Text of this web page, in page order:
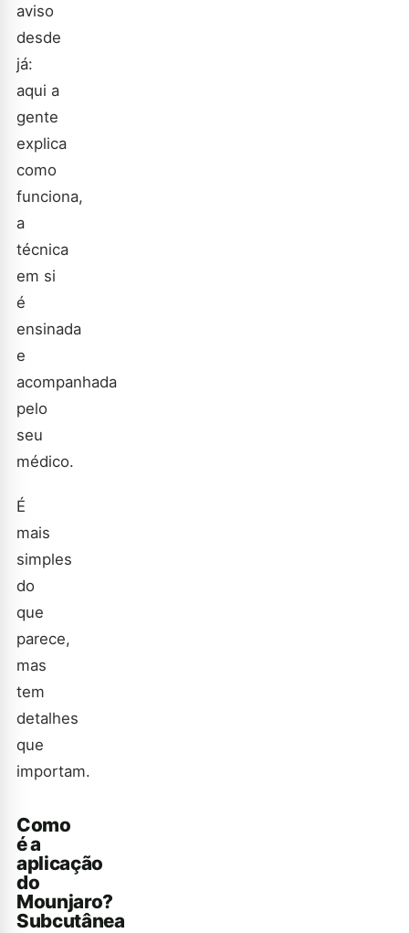
aviso
desde
já:
aqui a
gente
explica
como
funciona,
a
técnica
em si
é
ensinada
e
acompanhada
pelo
seu
médico.
É
mais
simples
do
que
parece,
mas
tem
detalhes
que
importam.
Como
é a
aplicação
do
Mounjaro?
Subcutânea